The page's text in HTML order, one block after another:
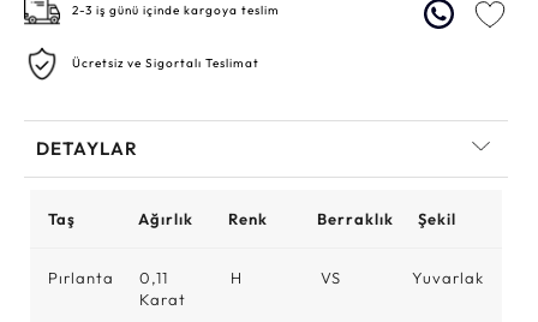
2-3 iş günü içinde kargoya teslim
Ücretsiz ve Sigortalı Teslimat
DETAYLAR
Taş Ağırlık Renk Berraklık Şekil
Pırlanta
0,11
Karat
H VS Yuvarlak